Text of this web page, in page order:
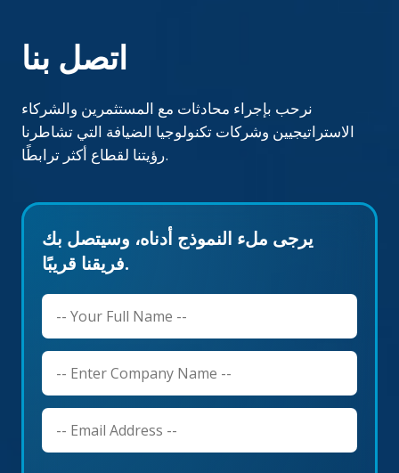
اتصل بنا
نرحب بإجراء محادثات مع المستثمرين والشركاء
الاستراتيجيين وشركات تكنولوجيا الضيافة التي تشاطرنا
رؤيتنا لقطاع أكثر ترابطًا.
يرجى ملء النموذج أدناه، وسيتصل بك
فريقنا قريبًا.